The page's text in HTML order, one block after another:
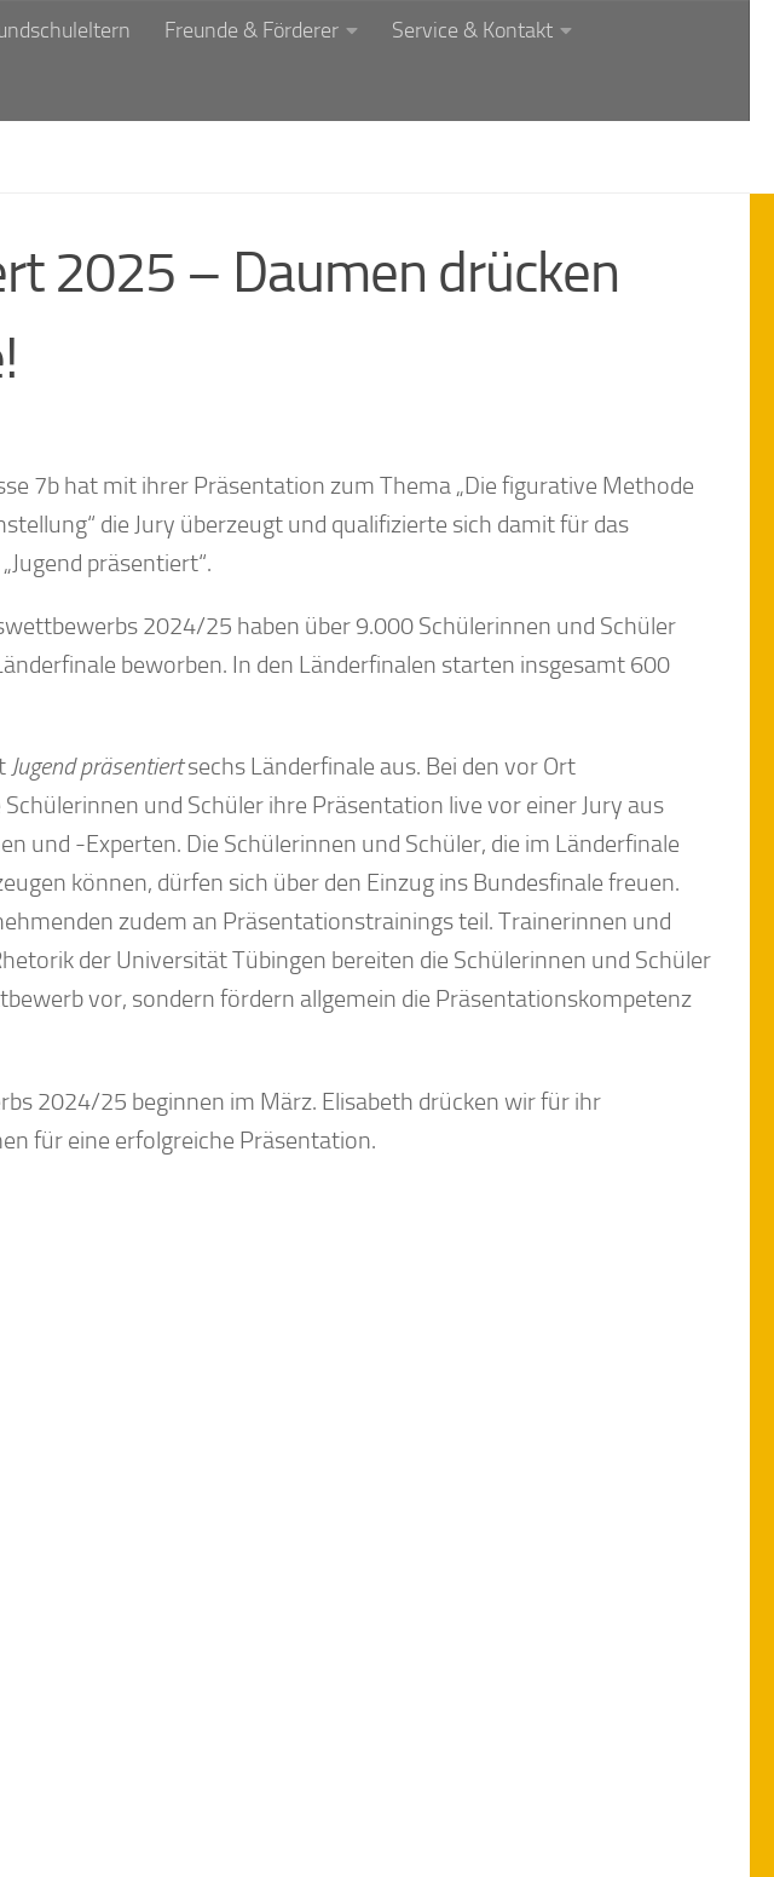
Freunde & Förderer Service & Kontakt
2025 – Daumen drücken
7b hat mit ihrer Präsentation zum Thema „Die figurative Methode
die Jury überzeugt und qualifizierte sich damit für das
präsentiert“.
2024/25 haben über 9.000 Schülerinnen und Schüler
beworben. In den Länderfinalen starten insgesamt 600
Jugend präsentiertsechs Länderfinale aus. Bei den vor Ort
und Schüler ihre Präsentation live vor einer Jury aus
und -Experten. Die Schülerinnen und Schüler, die im Länderfinale
können, dürfen sich über den Einzug ins Bundesfinale freuen.
zudem an Präsentationstrainings teil. Trainerinnen und
der Universität Tübingen bereiten die Schülerinnen und Schüler
vor, sondern fördern allgemein die Präsentationskompetenz
2024/25 beginnen im März. Elisabeth drücken wir für ihr
für eine erfolgreiche Präsentation.